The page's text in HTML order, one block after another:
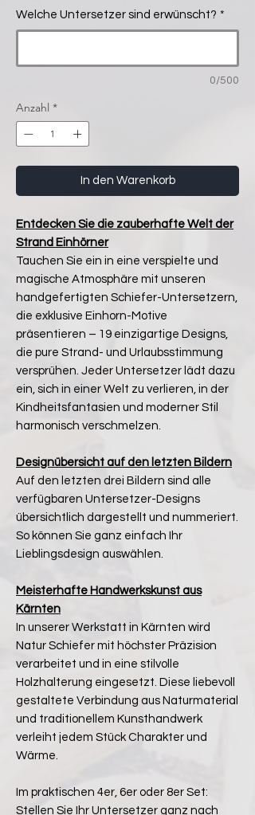
Welche Untersetzer sind erwünscht? *
0/500
Anzahl *
In den Warenkorb
Entdecken Sie die zauberhafte Welt der
Strand Einhörner
Tauchen Sie ein in eine verspielte und
magische Atmosphäre mit unseren
handgefertigten Schiefer-Untersetzern,
die exklusive Einhorn-Motive
präsentieren – 19 einzigartige Designs,
die pure Strand- und Urlaubsstimmung
versprühen. Jeder Untersetzer lädt dazu
ein, sich in einer Welt zu verlieren, in der
Kindheitsfantasien und moderner Stil
harmonisch verschmelzen.
Designübersicht auf den letzten Bildern
Auf den letzten drei Bildern sind alle
verfügbaren Untersetzer-Designs
übersichtlich dargestellt und nummeriert.
So können Sie ganz einfach Ihr
Lieblingsdesign auswählen.
Meisterhafte Handwerkskunst aus
Kärnten
In unserer Werkstatt in Kärnten wird
Natur Schiefer mit höchster Präzision
verarbeitet und in eine stilvolle
Holzhalterung eingesetzt. Diese liebevoll
gestaltete Verbindung aus Naturmaterial
und traditionellem Kunsthandwerk
verleiht jedem Stück Charakter und
Wärme.
Im praktischen 4er, 6er oder 8er Set:
Stellen Sie Ihr Untersetzer ganz nach